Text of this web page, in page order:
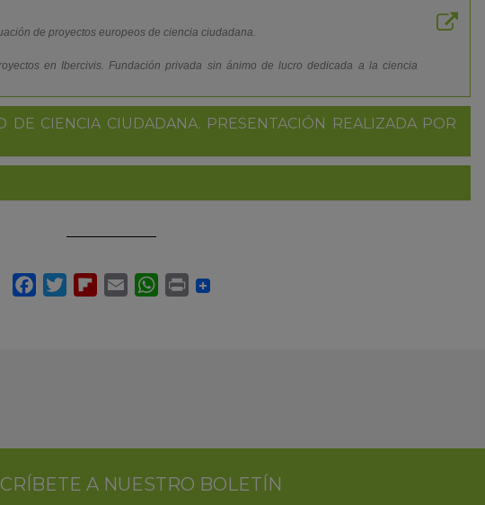
de proyectos europeos de ciencia ciudadana.
en Ibercivis. Fundación privada sin ánimo de lucro dedicada a la ciencia
DE CIENCIA CIUDADANA. PRESENTACIÓN REALIZADA POR
A NUESTRO BOLETÍN